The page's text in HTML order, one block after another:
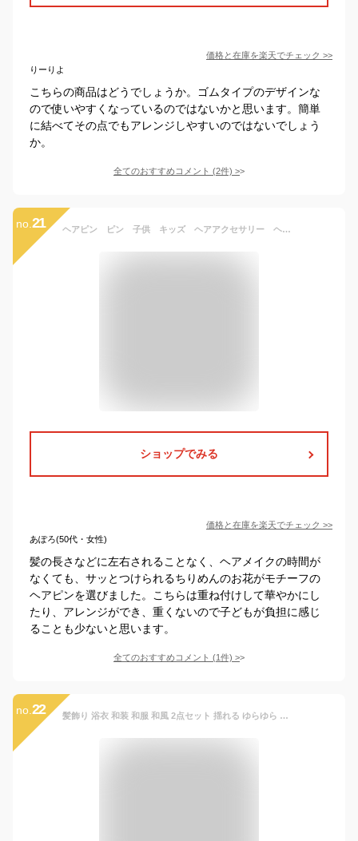
価格と在庫を楽天でチェック >>
りーりよ
こちらの商品はどうでしょうか。ゴムタイプのデザインな
ので使いやすくなっているのではないかと思います。簡単
に結べてその点でもアレンジしやすいのではないでしょう
か。
全てのおすすめコメント (2件) >
no. 21 ヘアピン ピン 子供 キッズ ヘアアクセサリー ヘアアクセ 髪留め 和柄 和風 ちりめん 大人 女の子 メール便2ポイント ホワイトデー
ショップでみる
価格と在庫を楽天でチェック >>
あぽろ(50代・女性)
髪の長さなどに左右されることなく、ヘアメイクの時間が
なくても、サッとつけられるちりめんのお花がモチーフの
ヘアピンを選びました。こちらは重ね付けして華やかにし
たり、アレンジができ、重くないので子どもが負担に感じ
ることも少ないと思います。
全てのおすすめコメント (1件) >
no. 22 髪飾り 浴衣 和装 和服 和風 2点セット 揺れる ゆらゆら ヘアアクセサリー 七五三 卒業式